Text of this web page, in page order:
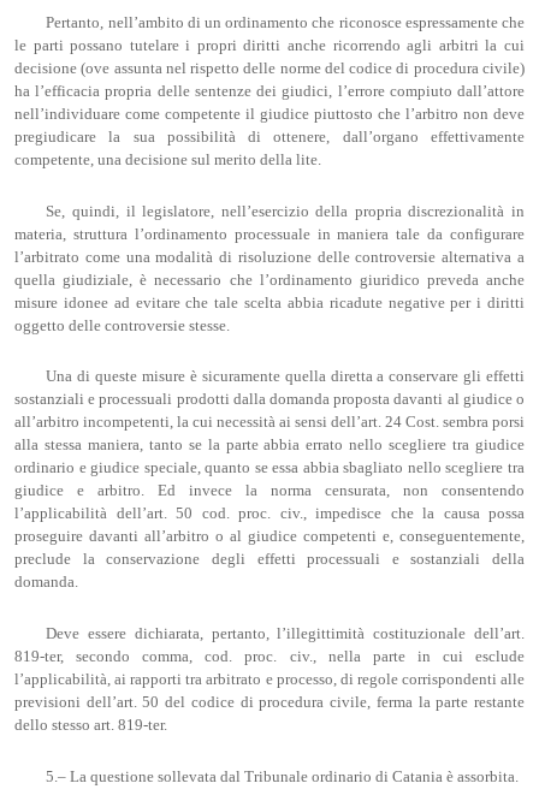
Pertanto, nell’ambito di un ordinamento che riconosce espressamente che
le parti possano tutelare i propri diritti anche ricorrendo agli arbitri la cui
decisione (ove assunta nel rispetto delle norme del codice di procedura civile)
ha l’efficacia propria delle sentenze dei giudici, l’errore compiuto dall’attore
nell’individuare come competente il giudice piuttosto che l’arbitro non deve
pregiudicare la sua possibilità di ottenere, dall’organo effettivamente
competente, una decisione sul merito della lite.
Se, quindi, il legislatore, nell’esercizio della propria discrezionalità in
materia, struttura l’ordinamento processuale in maniera tale da configurare
l’arbitrato come una modalità di risoluzione delle controversie alternativa a
quella giudiziale, è necessario che l’ordinamento giuridico preveda anche
misure idonee ad evitare che tale scelta abbia ricadute negative per i diritti
oggetto delle controversie stesse.
Una di queste misure è sicuramente quella diretta a conservare gli effetti
sostanziali e processuali prodotti dalla domanda proposta davanti al giudice o
all’arbitro incompetenti, la cui necessità ai sensi dell’art. 24 Cost. sembra porsi
alla stessa maniera, tanto se la parte abbia errato nello scegliere tra giudice
ordinario e giudice speciale, quanto se essa abbia sbagliato nello scegliere tra
giudice e arbitro. Ed invece la norma censurata, non consentendo
l’applicabilità dell’art. 50 cod. proc. civ., impedisce che la causa possa
proseguire davanti all’arbitro o al giudice competenti e, conseguentemente,
preclude la conservazione degli effetti processuali e sostanziali della
domanda.
Deve essere dichiarata, pertanto, l’illegittimità costituzionale dell’art.
819-ter, secondo comma, cod. proc. civ., nella parte in cui esclude
l’applicabilità, ai rapporti tra arbitrato e processo, di regole corrispondenti alle
previsioni dell’art. 50 del codice di procedura civile, ferma la parte restante
dello stesso art. 819-ter.
5.– La questione sollevata dal Tribunale ordinario di Catania è assorbita.